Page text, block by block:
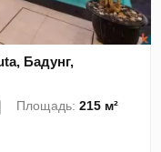
Бадунг,
Площадь:215 м²